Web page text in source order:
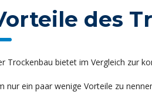
des
Trockenbau bietet im Vergleich zur
nur ein paar wenige Vorteile zu